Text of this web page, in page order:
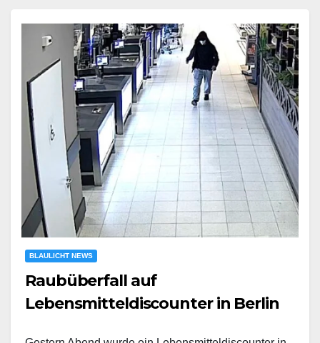
BLAULICHT NEWS
Raubüberfall auf
Lebensmitteldiscounter in Berlin